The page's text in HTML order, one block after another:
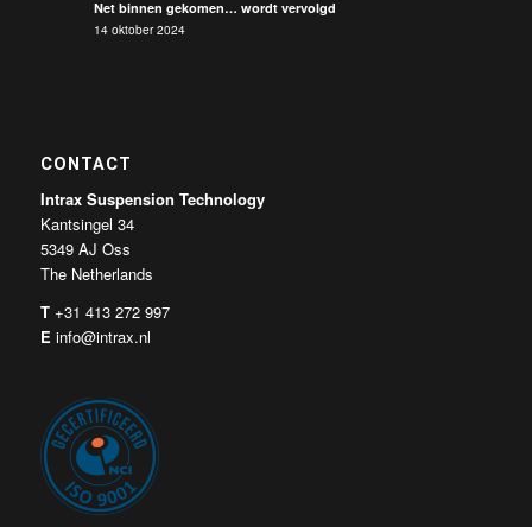
Net binnen gekomen… wordt vervolgd
14 oktober 2024
CONTACT
Intrax Suspension Technology
Kantsingel 34
5349 AJ Oss
The Netherlands
T +31 413 272 997
E info@intrax.nl